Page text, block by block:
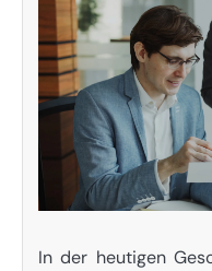
In der heutigen